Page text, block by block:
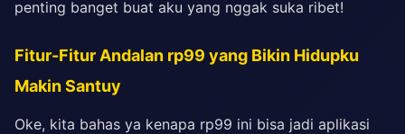
penting banget buat aku yang nggak suka ribet!
Fitur-Fitur Andalan rp99 yang Bikin Hidupku
Makin Santuy
Oke, kita bahas ya kenapa rp99 ini bisa jadi aplikasi